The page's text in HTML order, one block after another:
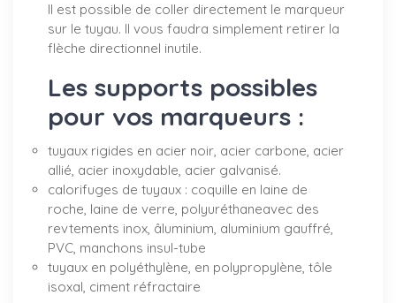
Il est possible de coller directement le marqueur
sur le tuyau. Il vous faudra simplement retirer la
flèche directionnel inutile.
Les supports possibles
pour vos marqueurs :
tuyaux rigides en acier noir, acier carbone, acier
allié, acier inoxydable, acier galvanisé.
calorifuges de tuyaux : coquille en laine de
roche, laine de verre, polyuréthaneavec des
revtements inox, âluminium, aluminium gauffré,
PVC, manchons insul-tube
tuyaux en polyéthylène, en polypropylène, tôle
isoxal, ciment réfractaire